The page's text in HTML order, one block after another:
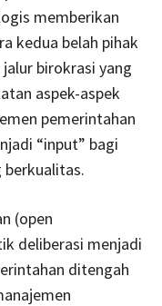
memberikan
kedua belah pihak
birokrasi yang
aspek-aspek
pemerintahan
“input” bagi
(open
deliberasi menjadi
ditengah